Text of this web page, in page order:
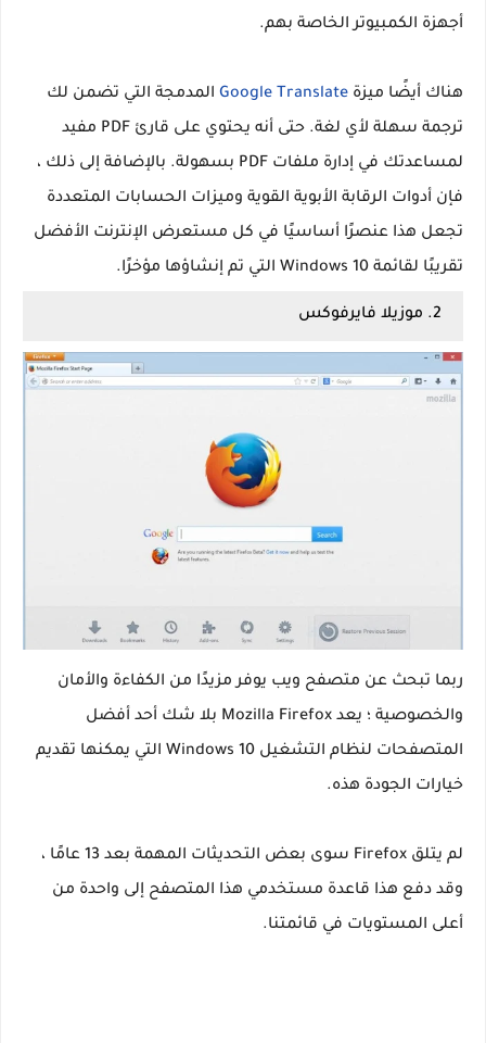
أجهزة الكمبيوتر الخاصة بهم.
هناك أيضًا ميزة Google Translate المدمجة التي تضمن لك
ترجمة سهلة لأي لغة. حتى أنه يحتوي على قارئ PDF مفيد
لمساعدتك في إدارة ملفات PDF بسهولة. بالإضافة إلى ذلك ،
فإن أدوات الرقابة الأبوية القوية وميزات الحسابات المتعددة
تجعل هذا عنصرًا أساسيًا في كل مستعرض الإنترنت الأفضل
تقريبًا لقائمة Windows 10 التي تم إنشاؤها مؤخرًا.
2. موزيلا فايرفوكس
ربما تبحث عن متصفح ويب يوفر مزيدًا من الكفاءة والأمان
والخصوصية ؛ يعد Mozilla Firefox بلا شك أحد أفضل
المتصفحات لنظام التشغيل Windows 10 التي يمكنها تقديم
خيارات الجودة هذه.
لم يتلق Firefox سوى بعض التحديثات المهمة بعد 13 عامًا ،
وقد دفع هذا قاعدة مستخدمي هذا المتصفح إلى واحدة من
أعلى المستويات في قائمتنا.